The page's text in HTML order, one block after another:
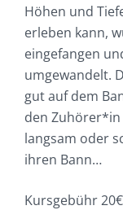
Höhen und
erleben kann,
eingefangen
umgewandelt.
gut auf dem
den Zuhörer*in
langsam oder
ihren Bann…
Kursgebühr 20€